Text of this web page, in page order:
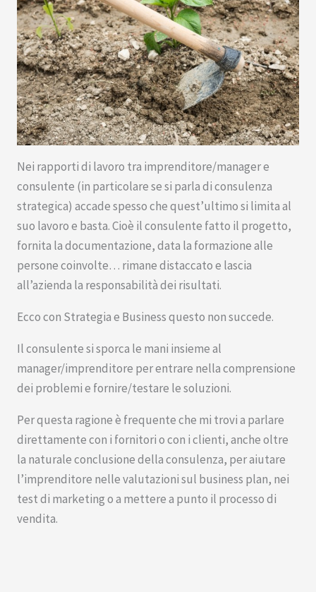
Nei rapporti di lavoro tra imprenditore/manager e
consulente (in particolare se si parla di consulenza
strategica) accade spesso che quest’ultimo si limita al
suo lavoro e basta. Cioè il consulente fatto il progetto,
fornita la documentazione, data la formazione alle
persone coinvolte… rimane distaccato e lascia
all’azienda la responsabilità dei risultati.
Ecco con Strategia e Business questo non succede.
Il consulente si sporca le mani insieme al
manager/imprenditore per entrare nella comprensione
dei problemi e fornire/testare le soluzioni.
Per questa ragione è frequente che mi trovi a parlare
direttamente con i fornitori o con i clienti, anche oltre
la naturale conclusione della consulenza, per aiutare
l’imprenditore nelle valutazioni sul business plan, nei
test di marketing o a mettere a punto il processo di
vendita.